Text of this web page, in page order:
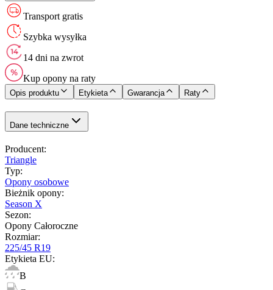
Transport gratis
Szybka wysyłka
14 dni na zwrot
Kup opony na raty
Opis produktu Etykieta Gwarancja Raty
Dane techniczne
Producent:
Triangle
Typ:
Opony osobowe
Bieżnik opony:
Season X
Sezon:
Opony Całoroczne
Rozmiar:
225/45 R19
Etykieta EU:
B